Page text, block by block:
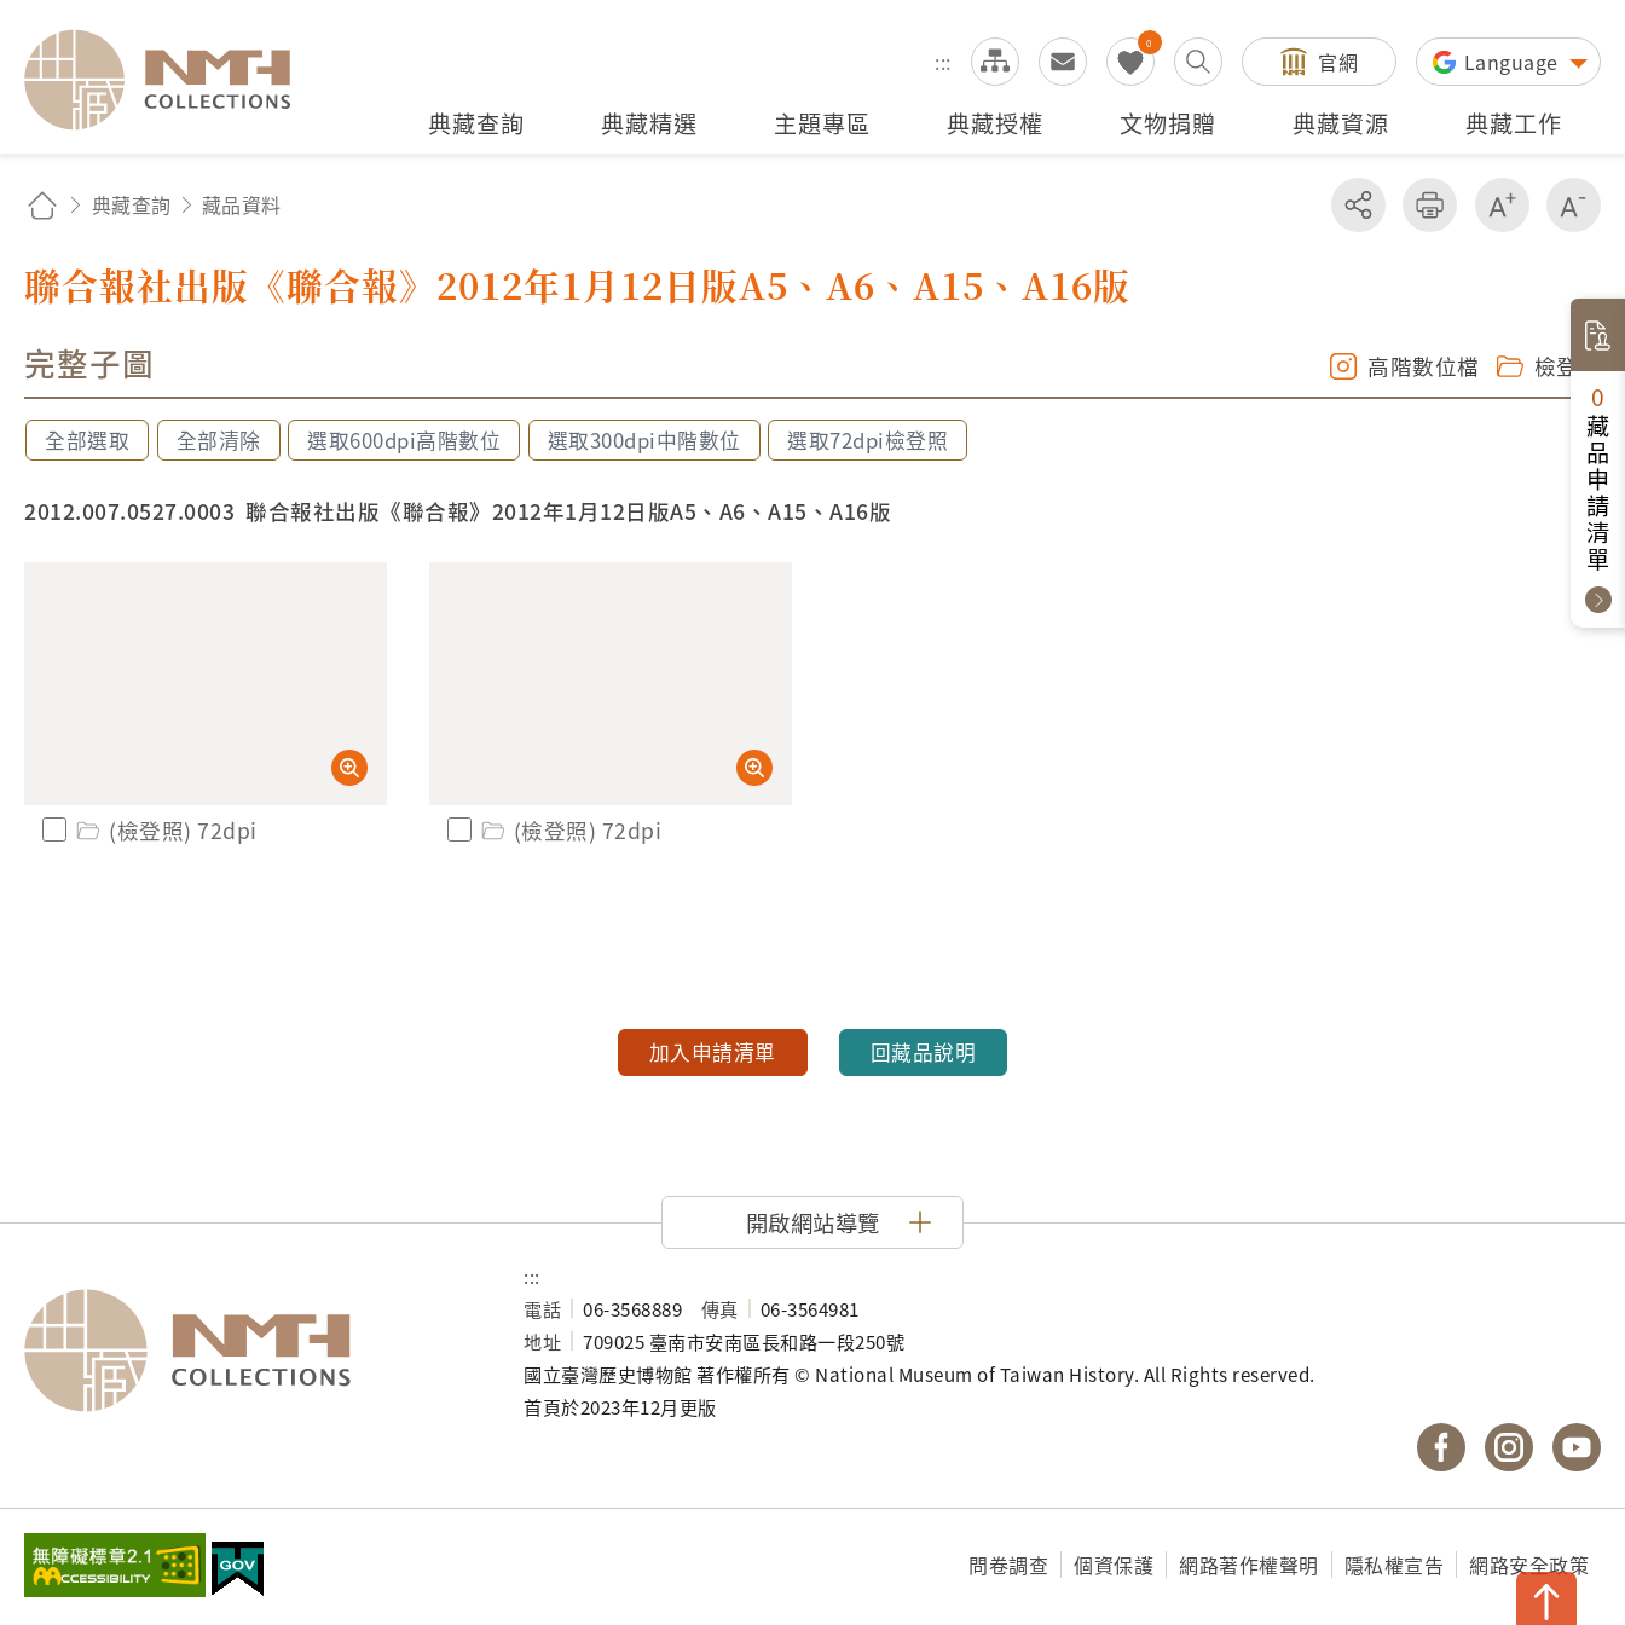
:::
0
全站搜尋 官網 Language
典藏查詢 典藏精選 主題專區 典藏授權 文物捐贈 典藏資源 典藏工作
典藏查詢 藏品資料 分享 友善列印 增加字級
聯合報社出版《聯合報》2012年1月12日版A5、A6、A15、A16版
完整子圖 高階數位檔 檢登照
全部選取 全部清除 選取600dpi高階數位 選取300dpi中階數位 選取72dpi檢登照
2012.007.0527.0003 聯合報社出版《聯合報》2012年1月12日版A5、A6、A15、A16版
(檢登照) 72dpi (檢登照) 72dpi
加入申請清單 回藏品說明
開啟網站導覽
:::
電話
06-3568889 傳真
06-3564981
地址
709025 臺南市安南區長和路一段250號
國立臺灣歷史博物館 著作權所有 © National Museum of Taiwan History. All Rights reserved.
首頁於2023年12月更版
國立臺灣歷史博
國立臺灣
問卷調查 個資保護 網路著作權聲明 隱私權宣告 網路安全政策
0
藏品申請清單